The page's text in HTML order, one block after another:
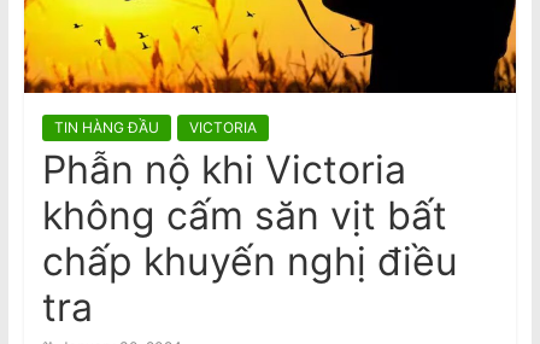
a
m
s
e
N
e
w
Qantas suýt đâm nhau ở Sydney
Đàn ông bị buộc tội sau cái chết của
phụ nữ gốc Việt ở Fitzroy North
TIN HÀNG ĐẦU VICTORIA
Phẫn nộ khi Victoria
không cấm săn vịt bất
chấp khuyến nghị điều
tra